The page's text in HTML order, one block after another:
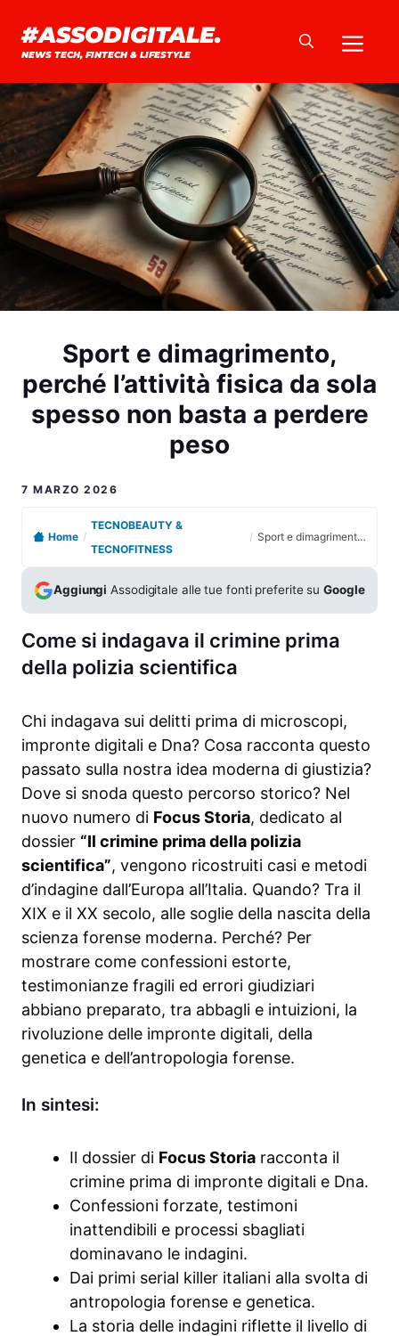
contenuto
#ASSODIGITALE.
NEWS TECH, FINTECH & LIFESTYLE
Sport e dimagrimento,
perché l’attività fisica da sola
spesso non basta a perdere
peso
7 MARZO 2026
Home /
TECNOBEAUTY &
TECNOFITNESS
/ Sport e dimagrimento, perché l’attività fisica da sola spesso non basta a perdere peso
Aggiungi Assodigitale alle tue fonti preferite suGoogle
Come si indagava il crimine prima
della polizia scientifica
Chi indagava sui delitti prima di microscopi,
impronte digitali e Dna? Cosa racconta questo
passato sulla nostra idea moderna di giustizia?
Dove si snoda questo percorso storico? Nel
nuovo numero di Focus Storia, dedicato al
dossier “Il crimine prima della polizia
scientifica”, vengono ricostruiti casi e metodi
d’indagine dall’Europa all’Italia. Quando? Tra il
XIX e il XX secolo, alle soglie della nascita della
scienza forense moderna. Perché? Per
mostrare come confessioni estorte,
testimonianze fragili ed errori giudiziari
abbiano preparato, tra abbagli e intuizioni, la
rivoluzione delle impronte digitali, della
genetica e dell’antropologia forense.
In sintesi:
Il dossier di Focus Storia racconta il
crimine prima di impronte digitali e Dna.
Confessioni forzate, testimoni
inattendibili e processi sbagliati
dominavano le indagini.
Dai primi serial killer italiani alla svolta di
antropologia forense e genetica.
La storia delle indagini riflette il livello di